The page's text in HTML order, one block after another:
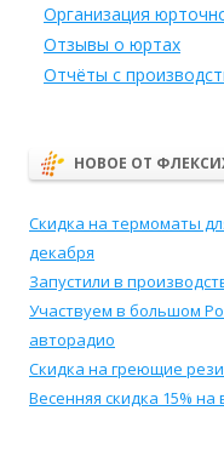
Организация
Отзывы о юртах
Отчёты с
НОВОЕ ОТ
Скидка на термоматы
декабря
Запустили в
Участвуем в большом
авторадио
Скидка на греющие
Весенняя скидка 15% на